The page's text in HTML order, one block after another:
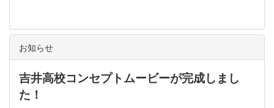
お知らせ
吉井高校コンセプトムービーが完成しまし
た！